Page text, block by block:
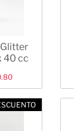
40 cc